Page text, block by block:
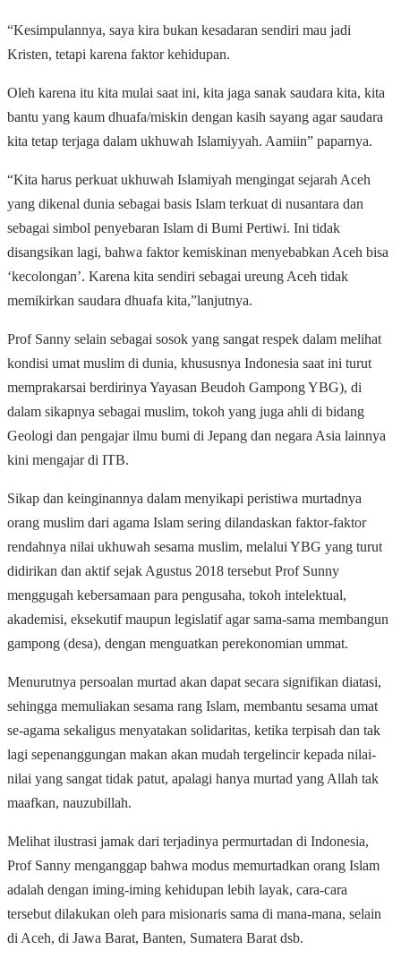
“Kesimpulannya, saya kira bukan kesadaran sendiri mau jadi
Kristen, tetapi karena faktor kehidupan.
Oleh karena itu kita mulai saat ini, kita jaga sanak saudara kita, kita
bantu yang kaum dhuafa/miskin dengan kasih sayang agar saudara
kita tetap terjaga dalam ukhuwah Islamiyyah. Aamiin” paparnya.
“Kita harus perkuat ukhuwah Islamiyah mengingat sejarah Aceh
yang dikenal dunia sebagai basis Islam terkuat di nusantara dan
sebagai simbol penyebaran Islam di Bumi Pertiwi. Ini tidak
disangsikan lagi, bahwa faktor kemiskinan menyebabkan Aceh bisa
‘kecolongan’. Karena kita sendiri sebagai ureung Aceh tidak
memikirkan saudara dhuafa kita,”lanjutnya.
Prof Sanny selain sebagai sosok yang sangat respek dalam melihat
kondisi umat muslim di dunia, khususnya Indonesia saat ini turut
memprakarsai berdirinya Yayasan Beudoh Gampong YBG), di
dalam sikapnya sebagai muslim, tokoh yang juga ahli di bidang
Geologi dan pengajar ilmu bumi di Jepang dan negara Asia lainnya
kini mengajar di ITB.
Sikap dan keinginannya dalam menyikapi peristiwa murtadnya
orang muslim dari agama Islam sering dilandaskan faktor-faktor
rendahnya nilai ukhuwah sesama muslim, melalui YBG yang turut
didirikan dan aktif sejak Agustus 2018 tersebut Prof Sunny
menggugah kebersamaan para pengusaha, tokoh intelektual,
akademisi, eksekutif maupun legislatif agar sama-sama membangun
gampong (desa), dengan menguatkan perekonomian ummat.
Menurutnya persoalan murtad akan dapat secara signifikan diatasi,
sehingga memuliakan sesama rang Islam, membantu sesama umat
se-agama sekaligus menyatakan solidaritas, ketika terpisah dan tak
lagi sepenanggungan makan akan mudah tergelincir kepada nilai-
nilai yang sangat tidak patut, apalagi hanya murtad yang Allah tak
maafkan, nauzubillah.
Melihat ilustrasi jamak dari terjadinya permurtadan di Indonesia,
Prof Sanny menganggap bahwa modus memurtadkan orang Islam
adalah dengan iming-iming kehidupan lebih layak, cara-cara
tersebut dilakukan oleh para misionaris sama di mana-mana, selain
di Aceh, di Jawa Barat, Banten, Sumatera Barat dsb.